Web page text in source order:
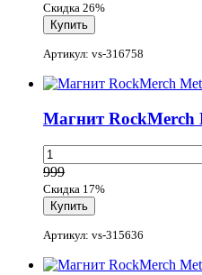
Скидка 26%
Артикул: vs-316758
Магнит RockMerch
999
Скидка 17%
Артикул: vs-315636